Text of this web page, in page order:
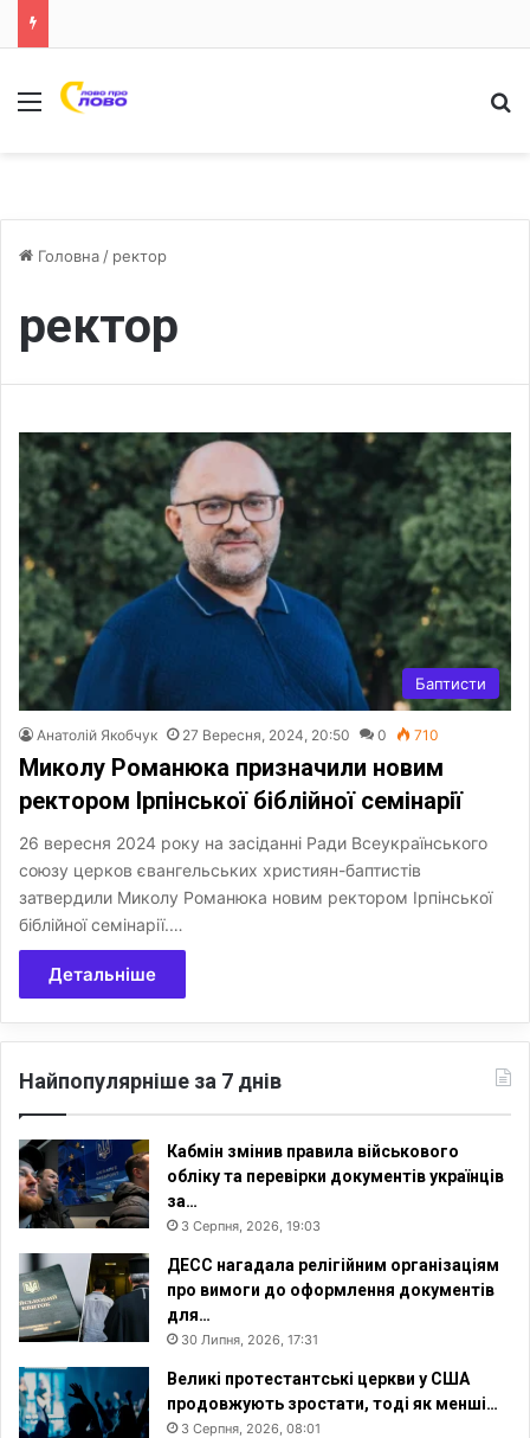
Меню
Головна / ректор
ректор
Баптисти
Анатолій Якобчук 27 Вересня, 2024, 20:50 0 710
Миколу Романюка призначили новим
ректором Ірпінської біблійної семінарії
26 вересня 2024 року на засіданні Ради Всеукраїнського
союзу церков євангельських християн-баптистів
затвердили Миколу Романюка новим ректором Ірпінської
біблійної семінарії.…
Детальніше
Найпопулярніше за 7 днів
Кабмін змінив правила військового
обліку та перевірки документів українців
за…
3 Серпня, 2026, 19:03
ДЕСС нагадала релігійним організаціям
про вимоги до оформлення документів
для…
30 Липня, 2026, 17:31
Великі протестантські церкви у США
продовжують зростати, тоді як менші…
3 Серпня, 2026, 08:01